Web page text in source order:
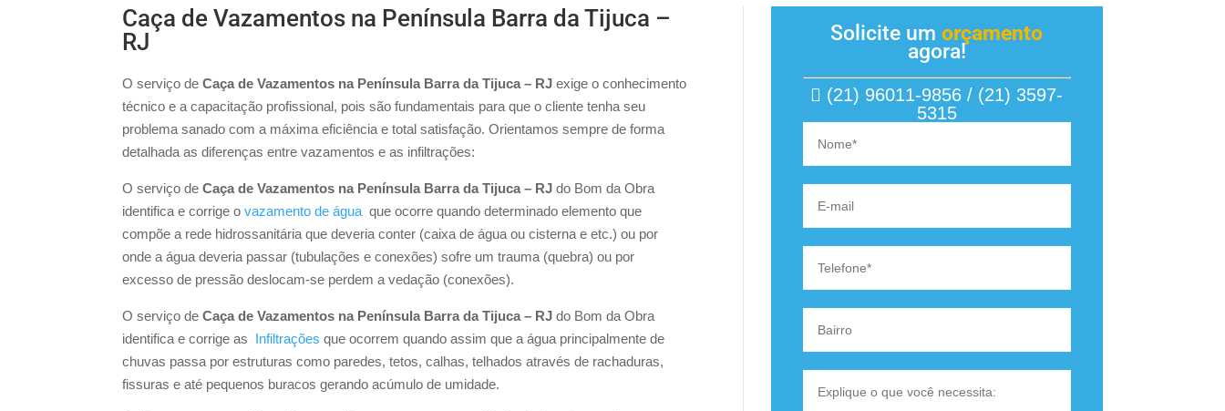
Caça de Vazamentos na Península Barra da Tijuca –
RJ
O serviço deCaça de Vazamentos na Península Barra da Tijuca – RJexige o conhecimento
técnico e a capacitação profissional, pois são fundamentais para que o cliente tenha seu
problema sanado com a máxima eficiência e total satisfação. Orientamos sempre de forma
detalhada as diferenças entre vazamentos e as infiltrações:
O serviço deCaça de Vazamentos na Península Barra da Tijuca – RJdo Bom da Obra
identifica e corrige ovazamento de água que ocorre quando determinado elemento que
compõe a rede hidrossanitária que deveria conter (caixa de água ou cisterna e etc.) ou por
onde a água deveria passar (tubulações e conexões) sofre um trauma (quebra) ou por
excesso de pressão deslocam-se perdem a vedação (conexões).
O serviço deCaça de Vazamentos na Península Barra da Tijuca – RJdo Bom da Obra
identifica e corrige as Infiltrações que ocorrem quando assim que a água principalmente de
chuvas passa por estruturas como paredes, tetos, calhas, telhados através de rachaduras,
fissuras e até pequenos buracos gerando acúmulo de umidade.
Solicite umorçamento
agora!
(21) 96011-9856 / (21) 3597-
5315